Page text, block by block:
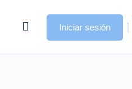
Iniciar sesión |